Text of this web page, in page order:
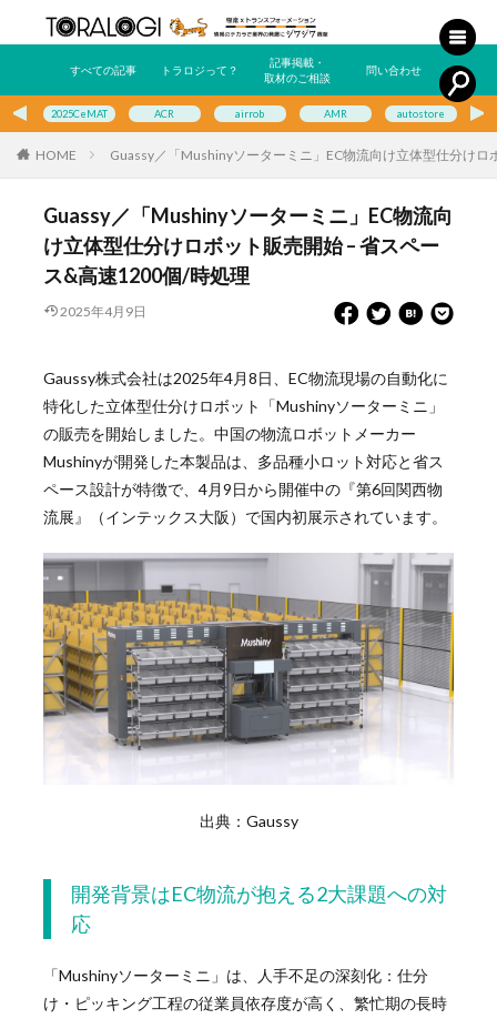
すべての記事 トラロジって？
記事掲載・
取材のご相談
問い合わせ
2025CeMAT ACR airrob AMR autostore
HOME Guassy／「Mushinyソーターミニ」EC物流向け立体型仕分け
Guassy／「Mushinyソーターミニ」EC物流向
け立体型仕分けロボット販売開始 – 省スペー
ス&高速1200個/時処理
2025年4月9日
Gaussy株式会社は2025年4月8日、EC物流現場の自動化に
特化した立体型仕分けロボット「Mushinyソーターミニ」
の販売を開始しました。中国の物流ロボットメーカー
Mushinyが開発した本製品は、多品種小ロット対応と省ス
ペース設計が特徴で、4月9日から開催中の『第6回関西物
流展』（インテックス大阪）で国内初展示されています。
出典：Gaussy
開発背景はEC物流が抱える2大課題への対
応
「Mushinyソーターミニ」は、人手不足の深刻化：仕分
け・ピッキング工程の従業員依存度が高く、繁忙期の長時